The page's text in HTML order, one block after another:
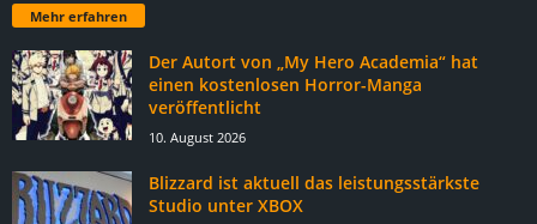
Mehr erfahren
Der Autort von „My Hero Academia“ hat
einen kostenlosen Horror-Manga
veröffentlicht
10. August 2026
Blizzard ist aktuell das leistungsstärkste
Studio unter XBOX